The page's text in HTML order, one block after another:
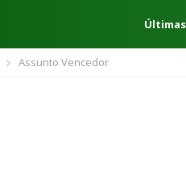
Assunto Vencedor